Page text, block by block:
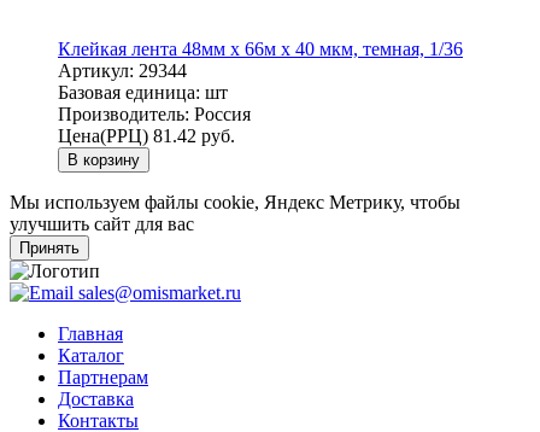
Клейкая лента 48мм х 66м х 40 мкм, темная, 1/36
Артикул: 29344
Базовая единица: шт
Производитель: Россия
Цена(РРЦ) 81.42 руб.
В корзину
Мы используем файлы cookie, Яндекс Метрику, чтобы
улучшить сайт для вас
Принять
sales@omismarket.ru
Главная
Каталог
Партнерам
Доставка
Контакты